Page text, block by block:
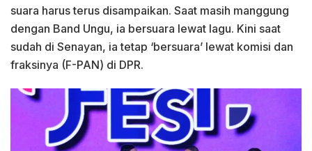
suara harus terus disampaikan. Saat masih manggung
dengan Band Ungu, ia bersuara lewat lagu. Kini saat
sudah di Senayan, ia tetap ‘bersuara’ lewat komisi dan
fraksinya (F-PAN) di DPR.